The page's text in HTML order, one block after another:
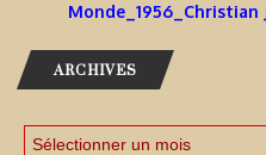
Monde_1956_Christian
ARCHIVES